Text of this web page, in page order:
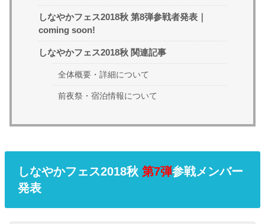
しなやかフェス2018秋 第8弾参戦者発表｜
coming soon!
しなやかフェス2018秋 関連記事
全体概要・詳細について
前夜祭・宿泊情報について
しなやかフェス2018秋 第7弾参戦メンバー
発表